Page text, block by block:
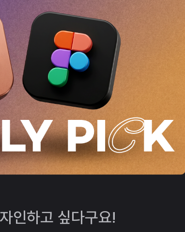
인하고 싶다구요!